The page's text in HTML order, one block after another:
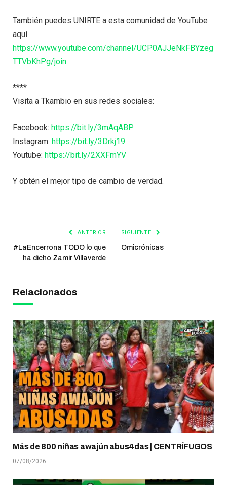
También puedes UNIRTE a esta comunidad de YouTube
aquí
https://www.youtube.com/channel/UCP0AJJeNkFBYzeg
TTVbKhPg/join
****
Visita a Tkambio en sus redes sociales:
Facebook: https://bit.ly/3mAqABP
Instagram: https://bit.ly/3Drkj19
Youtube: https://bit.ly/2XXFmYV
Y obtén el mejor tipo de cambio de verdad.
ANTERIOR
#LaEncerrona TODO lo que
ha dicho Zamir Villaverde
SIGUIENTE
Omicrónicas
Relacionados
Más de 800 niñas awajún abus4das | CENTRÍFUGOS
07/08/2026